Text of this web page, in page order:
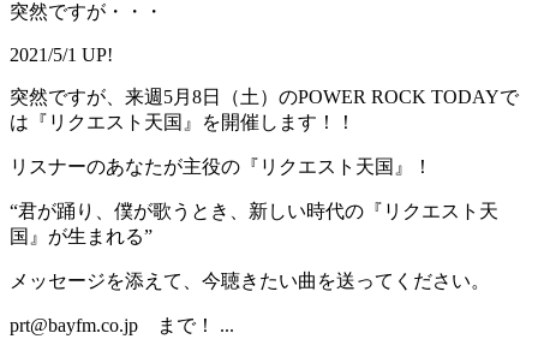
突然ですが・・・
2021/5/1 UP!
突然ですが、来週5月8日（土）のPOWER ROCK TODAYで
は『リクエスト天国』を開催します！！
リスナーのあなたが主役の『リクエスト天国』！
“君が踊り、僕が歌うとき、新しい時代の『リクエスト天
国』が生まれる”
メッセージを添えて、今聴きたい曲を送ってください。
prt@bayfm.co.jp まで！ ...